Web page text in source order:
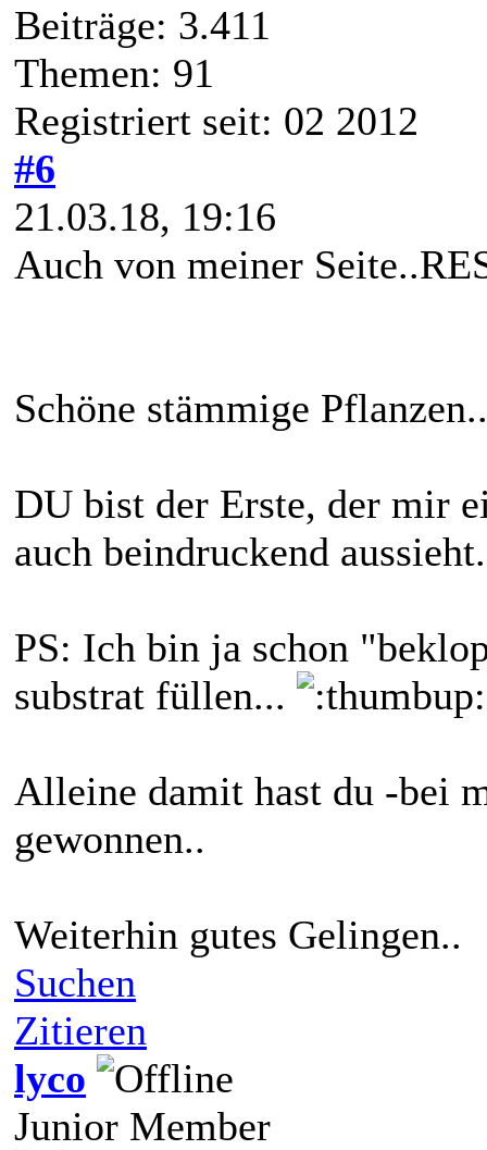
Beiträge: 3.411
Themen: 91
Registriert seit: 02 2012
#6
21.03.18, 19:16
Auch von meiner
Schöne stämmige
DU bist der Erste, der mir
auch beindruckend aussieht.
PS: Ich bin ja schon
substrat füllen...
Alleine damit hast du -bei
gewonnen..
Weiterhin gutes Gelingen..
Suchen
Zitieren
lyco
Junior Member